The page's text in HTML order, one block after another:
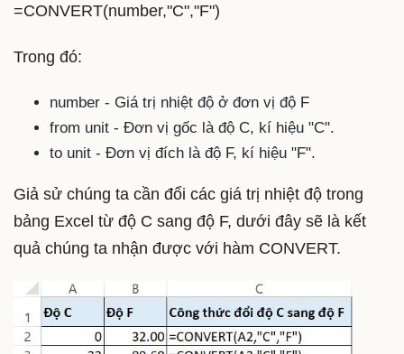
=CONVERT(number,"C","F")
Trong đó:
number - Giá trị nhiệt độ ở đơn vị độ F
from unit - Đơn vị gốc là độ C, kí hiệu "C".
to unit - Đơn vị đích là độ F, kí hiệu "F".
Giả sử chúng ta cần đổi các giá trị nhiệt độ trong
bảng Excel từ độ C sang độ F, dưới đây sẽ là kết
quả chúng ta nhận được với hàm CONVERT.